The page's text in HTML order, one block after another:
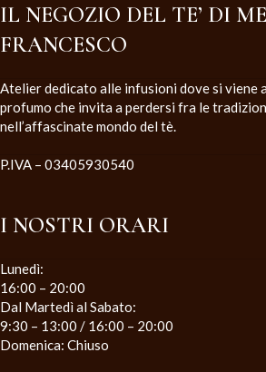
IL NEGOZIO DEL TE’ DI
FRANCESCO
Atelier dedicato alle infusioni dove si viene
profumo che invita a perdersi fra le
nell’affascinate mondo del tè.
P.IVA – 03405930540
I NOSTRI ORARI
Lunedì:
16:00 – 20:00
Dal Martedì al Sabato:
9:30 – 13:00 / 16:00 – 20:00
Domenica: Chiuso